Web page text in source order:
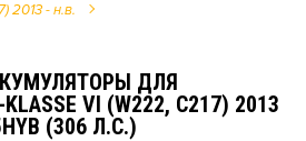
2013 - н.в.
ДЛЯ
KLASSE VI (W222, C217) 2013
(306 Л.С.)